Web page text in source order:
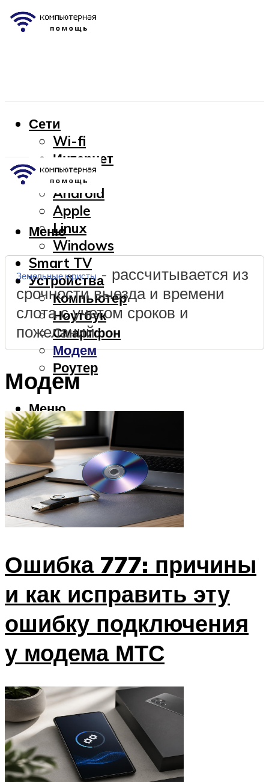
Сети
Wi-fi
Интернет
OC
Android
Apple
Linux
Windows
Smart TV
Устройства
Компьютер
Ноутбук
Смартфон
Модем
Роутер
Меню
Меню
Земельные юристы- рассчитывается из
срочности выезда и времени
слота с учетом сроков и
пожеланий.
Модем
Ошибка 777: причины
и как исправить эту
ошибку подключения
у модема МТС